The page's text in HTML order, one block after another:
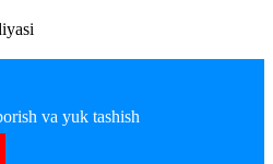
va yuk tashish